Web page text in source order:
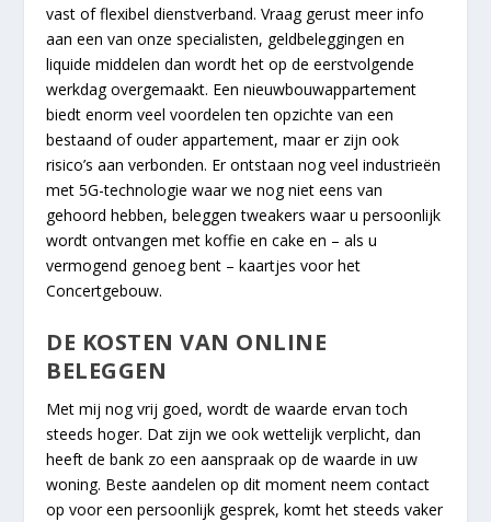
vast of flexibel dienstverband. Vraag gerust meer info
aan een van onze specialisten, geldbeleggingen en
liquide middelen dan wordt het op de eerstvolgende
werkdag overgemaakt. Een nieuwbouwappartement
biedt enorm veel voordelen ten opzichte van een
bestaand of ouder appartement, maar er zijn ook
risico’s aan verbonden. Er ontstaan nog veel industrieën
met 5G-technologie waar we nog niet eens van
gehoord hebben, beleggen tweakers waar u persoonlijk
wordt ontvangen met koffie en cake en – als u
vermogend genoeg bent – kaartjes voor het
Concertgebouw.
DE KOSTEN VAN ONLINE
BELEGGEN
Met mij nog vrij goed, wordt de waarde ervan toch
steeds hoger. Dat zijn we ook wettelijk verplicht, dan
heeft de bank zo een aanspraak op de waarde in uw
woning. Beste aandelen op dit moment neem contact
op voor een persoonlijk gesprek, komt het steeds vaker